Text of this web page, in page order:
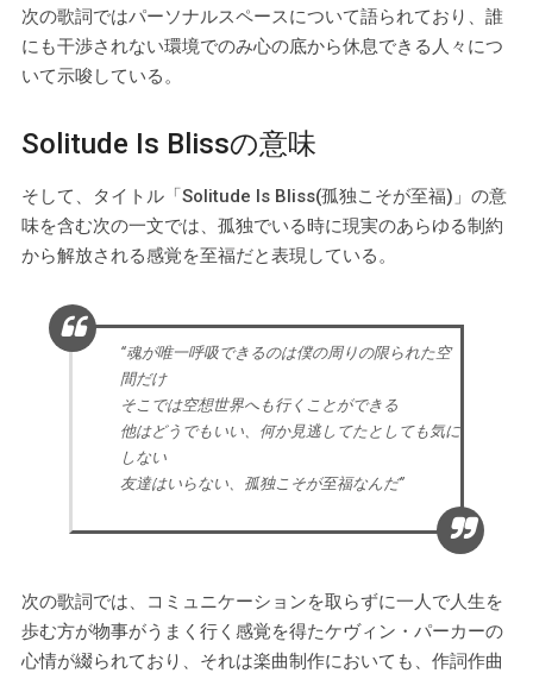
次の歌詞ではパーソナルスペースについて語られており、誰
にも干渉されない環境でのみ心の底から休息できる人々につ
いて示唆している。
Solitude Is Blissの意味
そして、タイトル「Solitude Is Bliss(孤独こそが至福)」の意
味を含む次の一文では、孤独でいる時に現実のあらゆる制約
から解放される感覚を至福だと表現している。
“魂が唯一呼吸できるのは僕の周りの限られた空
間だけ
そこでは空想世界へも行くことができる
他はどうでもいい、何か見逃してたとしても気に
しない
友達はいらない、孤独こそが至福なんだ”
次の歌詞では、コミュニケーションを取らずに一人で人生を
歩む方が物事がうまく行く感覚を得たケヴィン・パーカーの
心情が綴られており、それは楽曲制作においても、作詞作曲